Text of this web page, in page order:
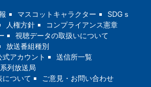
マスコットキャラクター
SDGｓ
人権方針
コンプライアンス憲章
視聴データの取扱いについて
放送番組種別
アカウント
送信所一覧
列放送局
について
ご意見・お問い合わせ